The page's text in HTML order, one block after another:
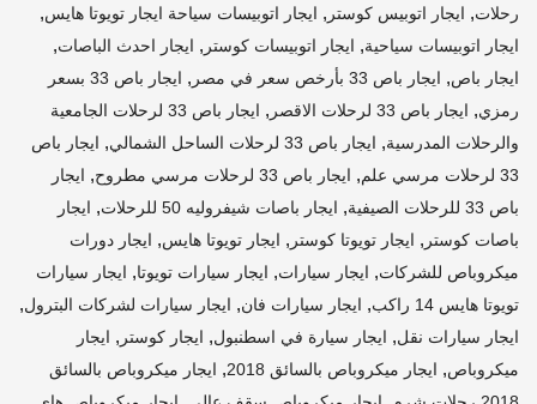
رحلات, ايجار اتوبيس كوستر , ايجار اتوبيسات سياحة ايجار تويوتا هايس,
ايجار اتوبيسات سياحية, ايجار اتوبيسات كوستر , ايجار احدث الباصات,
ايجار باص, ايجار باص 33 بأرخص سعر في مصر ,
ايجار باص 33 بسعر
رمزي, ايجار باص 33 لرحلات الاقصر ,
ايجار باص 33 لرحلات الجامعية
والرحلات المدرسية, ايجار باص 33 لرحلات الساحل الشمالي , ايجار باص
33 لرحلات مرسي علم
, ايجار باص 33 لرحلات مرسي مطروح , ايجار
باص 33 للرحلات الصيفية
, ايجار باصات شيفروليه 50 للرحلات , ايجار
باصات كوستر , ايجار تويوتا كوستر , ايجار تويوتا هايس, ايجار دورات
ميكروباص للشركات, ايجار سيارات, ايجار سيارات تويوتا, ايجار سيارات
تويوتا هايس 14 راكب
, ايجار سيارات فان, ايجار سيارات لشركات البترول,
ايجار سيارات نقل, ايجار سيارة في اسطنبول, ايجار كوستر , ايجار
ميكروباص, ايجار ميكروباص بالسائق 2018 , ايجار ميكروباص بالسائق